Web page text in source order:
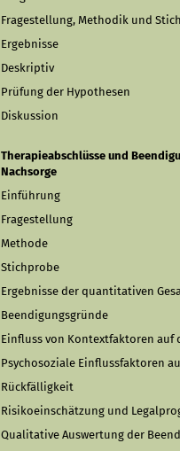
Fragestellung, Methodik und
Ergebnisse
Deskriptiv
Prüfung der Hypothesen
Diskussion
Therapieabschlüsse und
Nachsorge
Einführung
Fragestellung
Methode
Stichprobe
Ergebnisse der quantitativen
Beendigungsgründe
Einfluss von Kontextfaktoren auf
Psychosoziale Einflussfaktoren
Rückfälligkeit
Risikoeinschätzung und
Qualitative Auswertung der